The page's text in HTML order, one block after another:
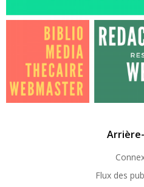
Flux des